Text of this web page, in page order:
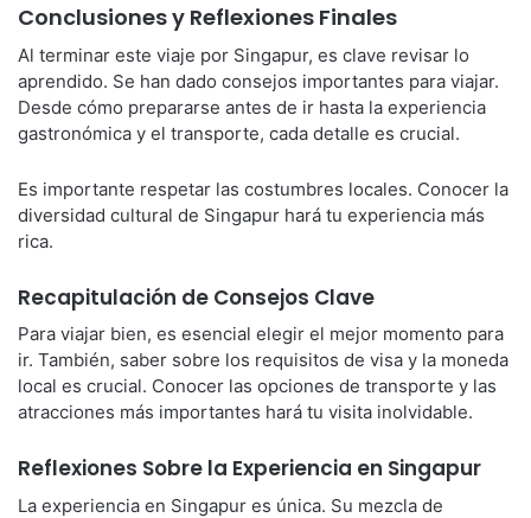
Conclusiones y Reflexiones Finales
Al terminar este viaje por Singapur, es clave revisar lo
aprendido. Se han dado consejos importantes para viajar.
Desde cómo prepararse antes de ir hasta la experiencia
gastronómica y el transporte, cada detalle es crucial.
Es importante respetar las costumbres locales. Conocer la
diversidad cultural de Singapur hará tu experiencia más
rica.
Recapitulación de Consejos Clave
Para viajar bien, es esencial elegir el mejor momento para
ir. También, saber sobre los requisitos de visa y la moneda
local es crucial. Conocer las opciones de transporte y las
atracciones más importantes hará tu visita inolvidable.
Reflexiones Sobre la Experiencia en Singapur
La experiencia en Singapur es única. Su mezcla de